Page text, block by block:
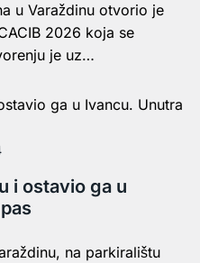
u Varaždinu otvorio je
2026 koja se
je uz…
i ostavio ga u
na parkiralištu